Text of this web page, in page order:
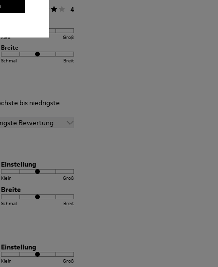
4
Klein Groß
Breite
Schmal Breit
bis niedrigste
Bewertung
Einstellung
Klein Groß
Breite
Schmal Breit
Einstellung
Klein Groß